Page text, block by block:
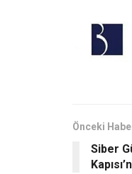
Önceki
Siber